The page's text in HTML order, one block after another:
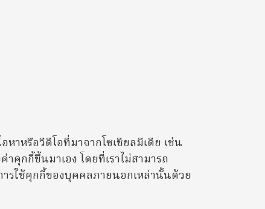
หาหรือวีดีโอที่มาจากโซเชียลมีเดีย เช่น
คุกกี้ขึ้นมาเอง โดยที่เราไม่สามารถ
รใช้คุกกี้ของบุคคลภายนอกเหล่านั้นด้วย